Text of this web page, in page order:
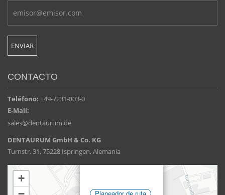
CONTACTO
Teléfono: +49-7231-803-0
E-Mail:
sales@dentaurum.de
DENTAURUM GmbH & Co. KG
Turnstr. 31, 75228 Ispringen, Alemania